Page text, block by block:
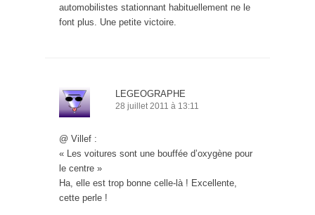
automobilistes stationnant habituellement ne le
font plus. Une petite victoire.
LEGEOGRAPHE
28 juillet 2011 à 13:11
@ Villef :
« Les voitures sont une bouffée d’oxygène pour
le centre »
Ha, elle est trop bonne celle-là ! Excellente,
cette perle !